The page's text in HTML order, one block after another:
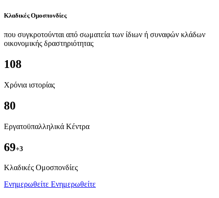
Κλαδικές Ομοσπονδίες
που συγκροτούνται από σωματεία των ίδιων ή συναφών κλάδων
οικονομικής δραστηριότητας
108
Χρόνια ιστορίας
80
Εργατοϋπαλληλικά Κέντρα
69+3
Kλαδικές Ομοσπονδίες
Ενημερωθείτε Ενημερωθείτε